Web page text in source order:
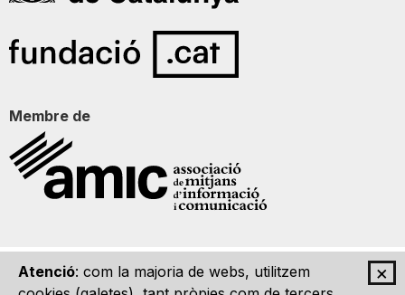
×
Atenció: com la majoria de webs, utilitzem
Membre de
Qui som Contacte Imatge Gràfica Avís legal